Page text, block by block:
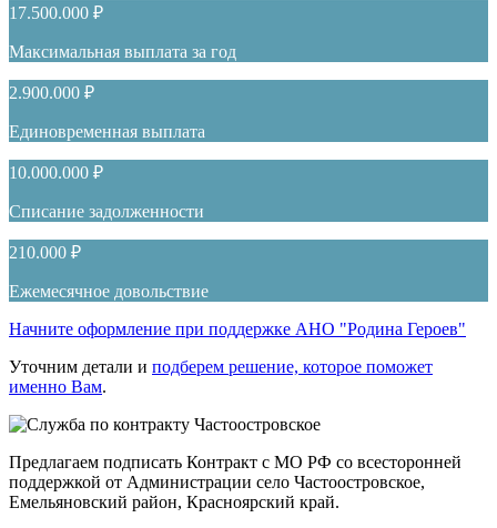
17.500.000 ₽
Максимальная выплата за год
2.900.000 ₽
Единовременная выплата
10.000.000 ₽
Списание задолженности
210.000 ₽
Ежемесячное довольствие
Начните оформление при поддержке АНО "Родина Героев"
Уточним детали и подберем решение, которое поможет
именно Вам.
Предлагаем подписать Контракт с МО РФ со всесторонней
поддержкой от Администрации село Частоостровское,
Емельяновский район, Красноярский край.